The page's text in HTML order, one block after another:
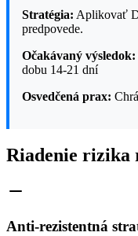
Stratégia: Aplikovať
predpovede.
Očakávaný výsledok:
dobu 14-21 dní
Osvedčená prax:
Riadenie rizika
Anti-rezistentná